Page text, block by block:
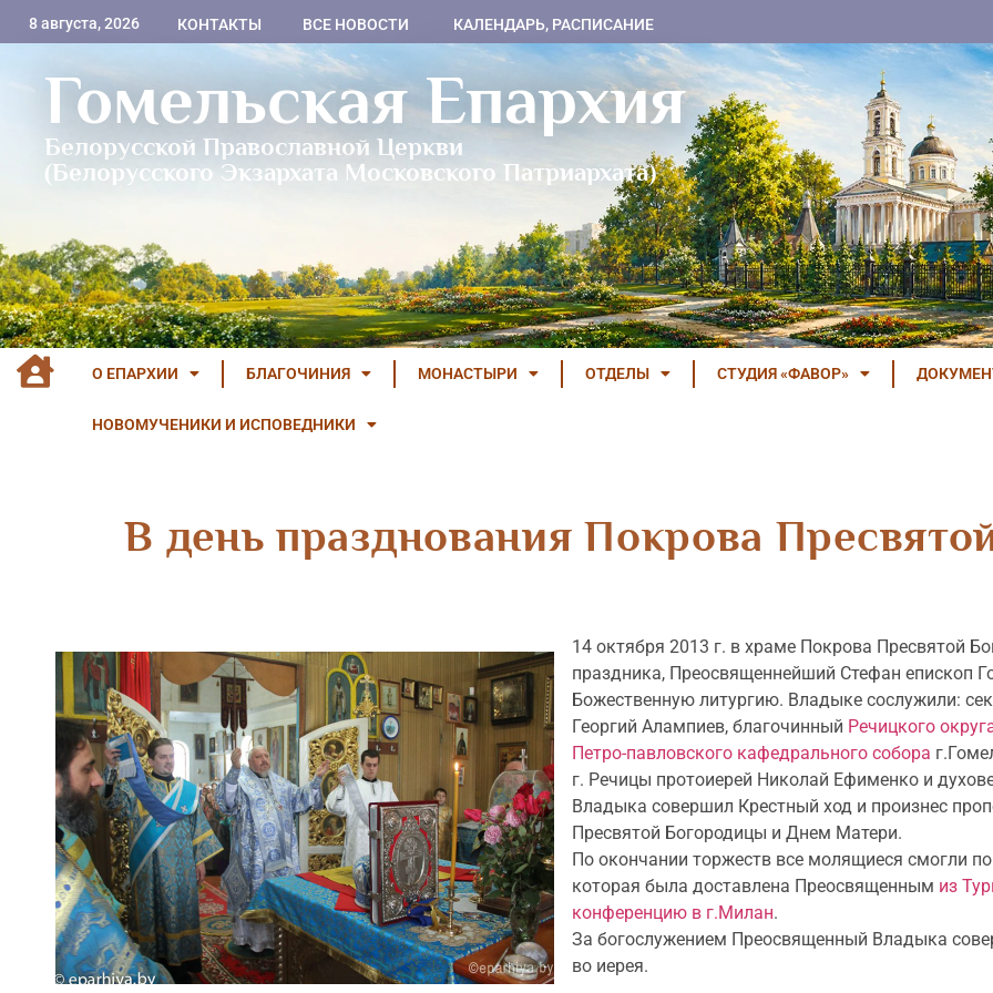
8 августа, 2026 КОНТАКТЫ ВСЕ НОВОСТИ КАЛЕНДАРЬ, РАСПИСАНИЕ
Гомельская Епархия
Белорусской Православной Церкви
(Белорусского Экзархата Московского Патриархата)
О ЕПАРХИИ БЛАГОЧИНИЯ МОНАСТЫРИ ОТДЕЛЫ СТУДИЯ «ФАВОР»
НОВОМУЧЕНИКИ И ИСПОВЕДНИКИ
В день празднования Покрова
14 октября 2013 г. в храме Покрова Пресвятой
праздника, Преосвященнейший Стефан епископ
Божественную литургию. Владыке сослужили:
Георгий Алампиев, благочинный Речицкого
Петро-павловского кафедрального собора
г. Речицы протоиерей Николай Ефименко и
Владыка совершил Крестный ход и произнес
Пресвятой Богородицы и Днем Матери.
По окончании торжеств все молящиеся смогли
которая была доставлена Преосвященным из
конференцию в г.Милан.
За богослужением Преосвященный Владыка
во иерея.